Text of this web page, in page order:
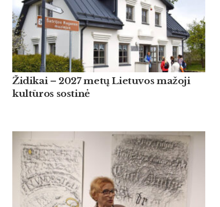
Židikai – 2027 metų Lietuvos mažoji
kultūros sostinė